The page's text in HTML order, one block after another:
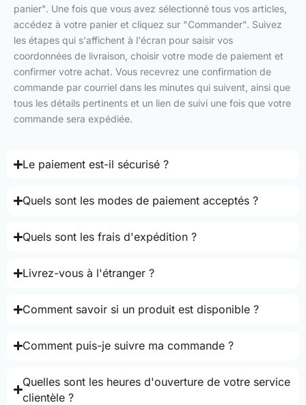
panier". Une fois que vous avez sélectionné tous vos articles,
accédez à votre panier et cliquez sur "Commander". Suivez
les étapes qui s'affichent à l'écran pour saisir vos
coordonnées de livraison, choisir votre mode de paiement et
confirmer votre achat. Vous recevrez une confirmation de
commande par courriel dans les minutes qui suivent, ainsi que
tous les détails pertinents et un lien de suivi une fois que votre
commande sera expédiée.
Le paiement est-il sécurisé ?
Quels sont les modes de paiement acceptés ?
Quels sont les frais d'expédition ?
Livrez-vous à l'étranger ?
Comment savoir si un produit est disponible ?
Comment puis-je suivre ma commande ?
Quelles sont les heures d'ouverture de votre service
clientèle ?